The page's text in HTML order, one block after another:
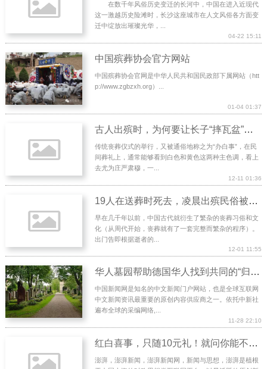
在数千年风俗历史变迁的长河中，中国在进入近现代
这一激越历史险滩时，长沙这座城市在人文风俗各方面变
迁中绽放出璀璨光华，...
04-22 15:11
中国殡葬协会官方网站
中国殡葬协会官网是中华人民共和国民政部下属网站（htt
p://www.zgbzxh.org）...
01-04 01:37
古人出殡时，为何要让长子“摔瓦盆”，并流传至今，有什么玄机？
传统丧葬仪式的举行，又被通俗地称之为“办白事”，在民
间葬礼上，通常能够看到白色和黄色这两种主色调，看上
去尤为庄严肃穆，一...
12-11 01:36
19人在送葬时死去，凌晨出殡民俗被质疑，中国丧葬文化你知多少
早在几千年以前，中国古代就衍生了繁杂的丧葬习俗和文
化（从周代开始，丧葬就有了一套完整而繁杂的程序）。
出门告即根据逝者的...
12-01 11:55
华人墓园帮助德国华人找到共同的“归宿”(图)
中国新闻网是知名的中文新闻门户网站，也是全球互联网
中文新闻资讯最重要的原创内容供应商之一。依托中新社
遍布全球的采编网络,...
11-28 22:10
红白喜事，只随10元礼！就问你能不能做到
澎湃，澎湃新闻，澎湃新闻网，新闻与思想，澎湃是植根